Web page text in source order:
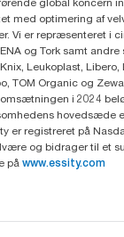
med optimering af
Vi er repræsenteret i
og Tork samt
Leukoplast, Libero,
TOM Organic og
i 2024
hovedsæde
er registreret på
og bidrager til et
på www.essity.com